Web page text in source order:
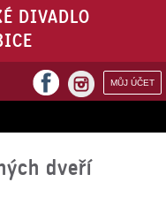
DIVADLO
MŮJ ÚČET
facebook
dveří